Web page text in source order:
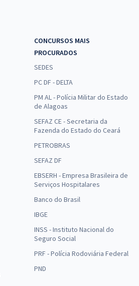
CONCURSOS MAIS
PROCURADOS
SEDES
PC DF - DELTA
PM AL - Polícia Militar do Estado
de Alagoas
SEFAZ CE - Secretaria da
Fazenda do Estado do Ceará
PETROBRAS
SEFAZ DF
EBSERH - Empresa Brasileira de
Serviços Hospitalares
Banco do Brasil
IBGE
INSS - Instituto Nacional do
Seguro Social
PRF - Polícia Rodoviária Federal
PND